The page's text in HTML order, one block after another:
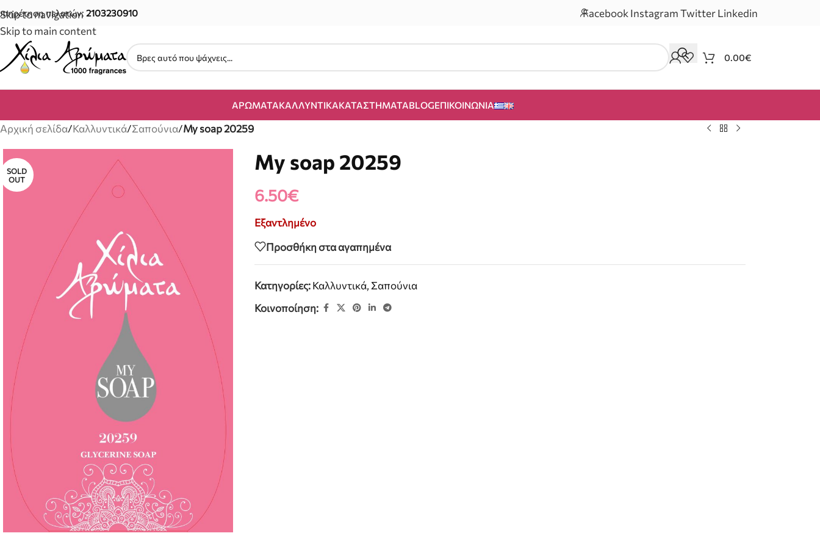
Skip to navigation
Skip to main content
πελατών: 2103230910 FacebookInstagramTwitterLinkedin
0.00€
ΑΡΏΜΑΤΑΚΑΛΛΥΝΤΙΚΆΚΑΤΑΣΤΉΜΑΤΑBLOGΕΠΙΚΟΙΝΩΝΊΑ
Αρχική σελίδα/Καλλυντικά/Σαπούνια/My soap 20259
SOLD
OUT
My soap 20259
6.50€
Εξαντλημένο
Προσθήκη στα αγαπημένα
Κατηγορίες:Καλλυντικά, Σαπούνια
Κοινοποίηση: